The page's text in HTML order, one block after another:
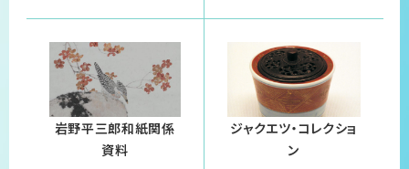
岩野平三郎和紙関係
資料
ジャクエツ・コレクショ
ン